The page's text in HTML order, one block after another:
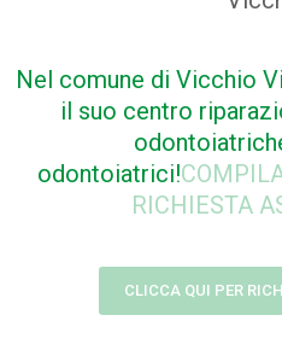
Nel comune di Vicchio
il suo centro
odontoiatrici!
RICHIESTA
CLICCA QUI PER